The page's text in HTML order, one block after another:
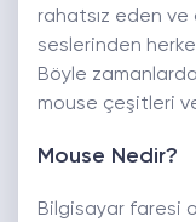
rahatsız eden
seslerinden
Böyle
mouse çeşitleri
Mouse Nedir?
Bilgisayar faresi